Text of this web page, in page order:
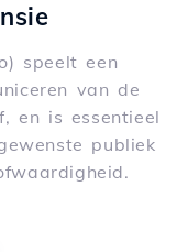
speelt een
van de
en is essentieel
publiek